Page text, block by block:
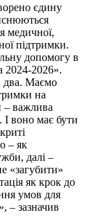
єдину
медичної,
підтримки.
допомогу в
2024-2026».
два. Маємо
на
– важлива
І воно має бути
– як
далі –
«загубити»
як крок до
умов для
– зазначив